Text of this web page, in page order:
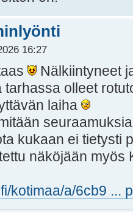
16:27
Nälkiintyneet
olleet
laiha
kukaan ei tietysti
näköjään
kotimaa/a/6cb9 ...